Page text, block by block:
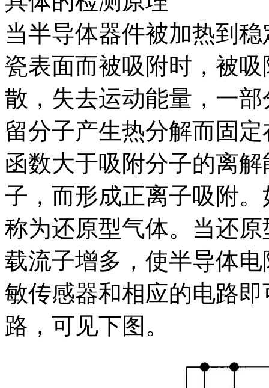
当半导体器件被加热到
瓷表面而被吸附时，被
散，失去运动能量，一
留分子产生热分解而固
函数大于吸附分子的离
子，而形成正离子吸附
称为还原型气体。当还
载流子增多，使半导体
敏传感器和相应的电路
路，可见下图。